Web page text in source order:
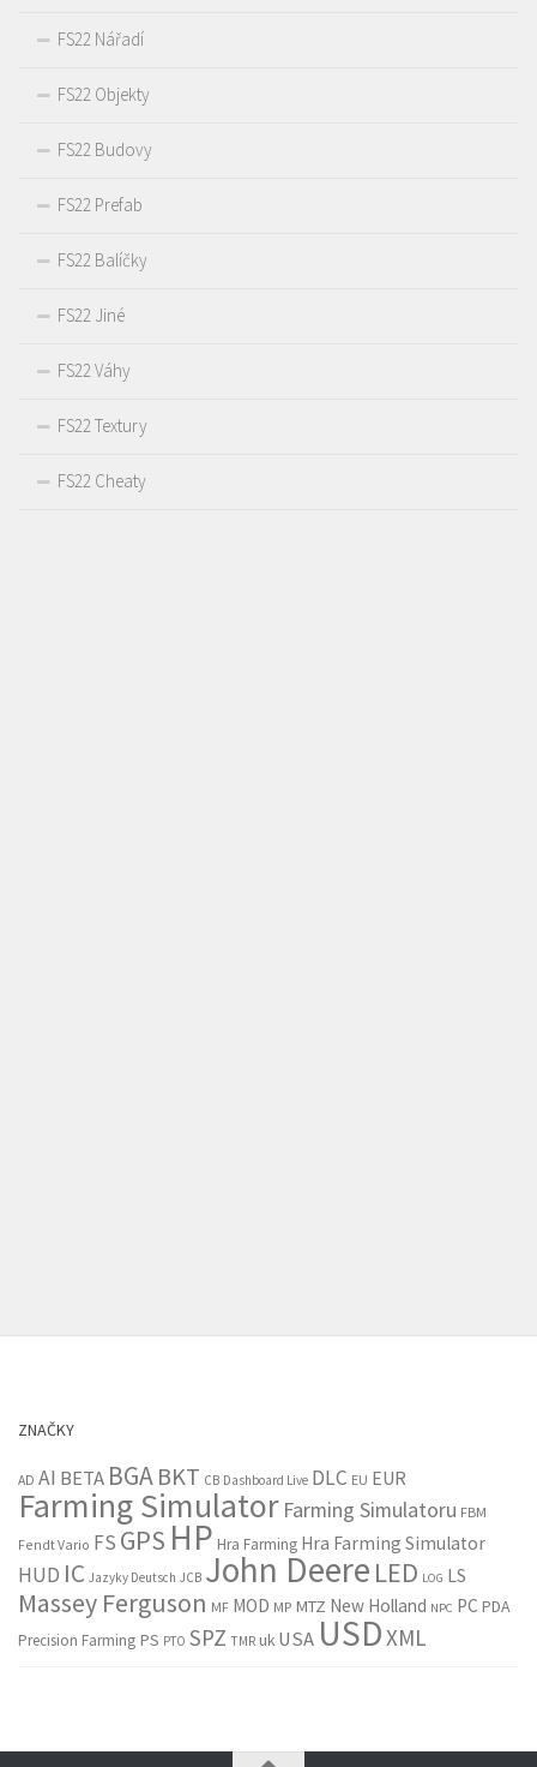
FS22 Nářadí
FS22 Objekty
FS22 Budovy
FS22 Prefab
FS22 Balíčky
FS22 Jiné
FS22 Váhy
FS22 Textury
FS22 Cheaty
ZNAČKY
AD AI BETA BGABKT CB Dashboard Live DLC EU EUR
Farming Simulator Farming Simulatoru FBM
Fendt Vario FS GPS HP Hra Farming Hra Farming Simulator
HUD IC Jazyky Deutsch JCB John Deere LED LOG LS
Massey Ferguson MF MOD MP MTZ New Holland NPC PC PDA
Precision Farming PS PTO SPZ TMR uk USA USDXML